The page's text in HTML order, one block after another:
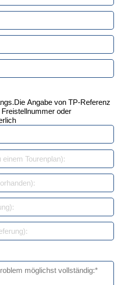
Die Angabe von TP-Referenz
oder